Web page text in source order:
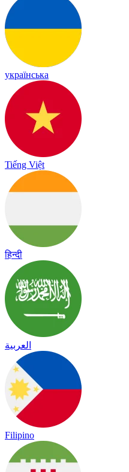
українська
Tiếng Việt
हिन्दी
العربية
Filipino